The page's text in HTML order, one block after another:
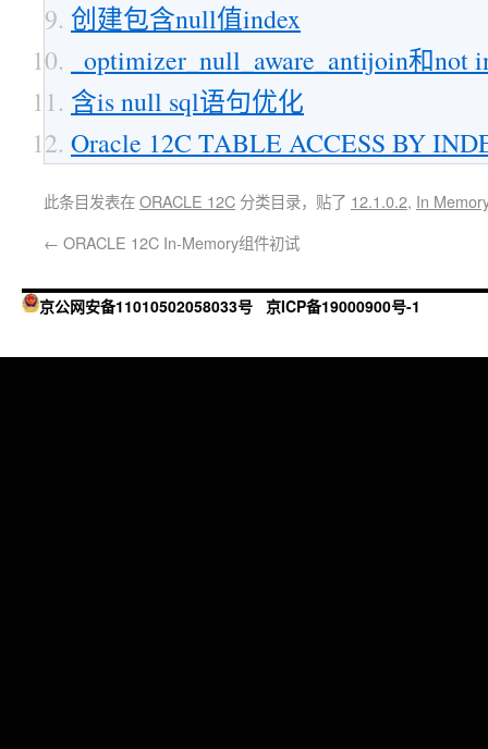
创建包含null值index
_optimizer_null_aware_antijoin和not
含is null sql语句优化
Oracle 12C TABLE ACCESS BY
此条目发表在ORACLE 12C 分类目录，贴了 12.1.0.2, In
← ORACLE 12C In-Memory组件初试
京公网安备11010502058033号 京ICP备19000900号-1